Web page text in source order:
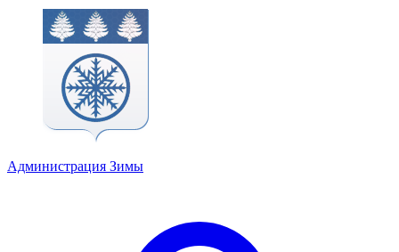
Администрация Зимы